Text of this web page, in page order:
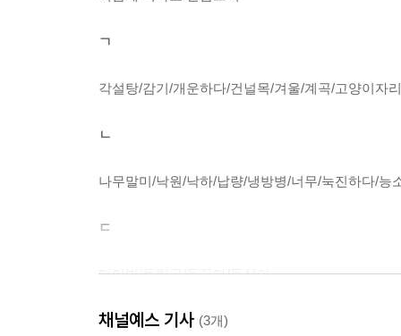
ㄱ
각설탕/감기/개운하다/건널목/겨울/계곡/고양이자
ㄴ
나무말미/낙원/낙하/납량/냉방병/너무/눅진하다/능
ㄷ
다이빙/돌림곡/들끓다/들살이
ㄹ
채널예스 기사 (3개)